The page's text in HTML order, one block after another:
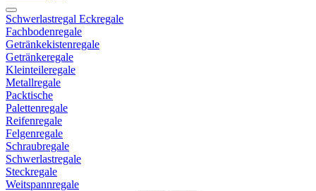
Schwerlastregal Eckregale
Fachbodenregale
Getränkekistenregale
Getränkeregale
Kleinteileregale
Metallregale
Packtische
Palettenregale
Reifenregale
Felgenregale
Schraubregale
Schwerlastregale
Steckregale
Weitspannregale